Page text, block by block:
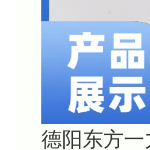
德阳东方